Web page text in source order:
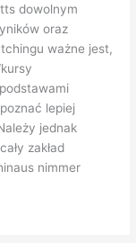
dowolnym
oraz
ważne jest,
lepiej
jednak
zakład
nimmer